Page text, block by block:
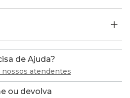
de Ajuda?
nossos atendentes
ou devolva